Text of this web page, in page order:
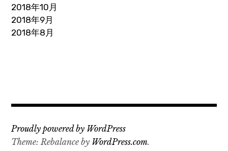
2018年10月
2018年9月
2018年8月
Proudly powered by WordPress
Theme: Rebalance by WordPress.com.